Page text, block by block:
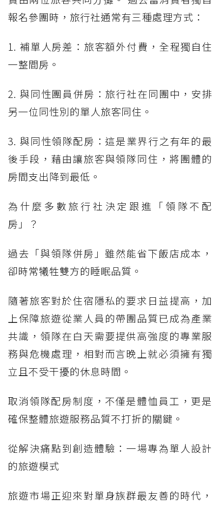
報名參團時，旅行社通常有三種處理方式：
1. 補單人房差：旅客額外付費，全程獨自住
一整間房。
2. 與同性團員併房：旅行社在同團中，安排
另一位同性別的單人旅客同住。
3. 與同性領隊配房：這是業界行之有年的最
後手段，藉由讓旅客與領隊同住，將團體的
房間支出降到最低。
為什麼多數旅行社決定跟進「領隊不配
房」？
過去「與領隊併房」雖然能省下飯店成本，
卻時常犧牲雙方的睡眠品質。
隨著旅客對於住宿隱私的要求日益提高，加
上保障旅遊從業人員的帶團品質已成為產業
共識，領隊在白天需要提供高強度的專業服
務與危機處理，相對而言晚上就必須擁有獨
立且不受干擾的休息時間。
取消領隊配房制度，不僅是體恤員工，更是
確保整體旅遊服務品質不打折的關鍵。
從解決痛點到創造體驗：一場專為單人設計
的旅遊模式
旅遊市場正迎來對單身族群最友善的時代，